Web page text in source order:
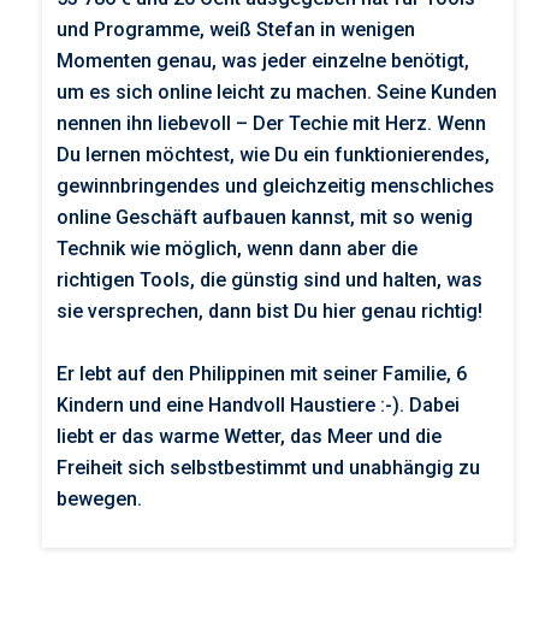
und Programme, weiß Stefan in wenigen
Momenten genau, was jeder einzelne benötigt,
um es sich online leicht zu machen. Seine Kunden
nennen ihn liebevoll – Der Techie mit Herz. Wenn
Du lernen möchtest, wie Du ein funktionierendes,
gewinnbringendes und gleichzeitig menschliches
online Geschäft aufbauen kannst, mit so wenig
Technik wie möglich, wenn dann aber die
richtigen Tools, die günstig sind und halten, was
sie versprechen, dann bist Du hier genau richtig!
Er lebt auf den Philippinen mit seiner Familie, 6
Kindern und eine Handvoll Haustiere :-). Dabei
liebt er das warme Wetter, das Meer und die
Freiheit sich selbstbestimmt und unabhängig zu
bewegen.